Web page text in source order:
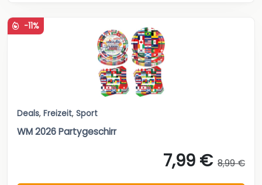
-11%
Deals, Freizeit, Sport
WM 2026 Partygeschirr
7,99 € 8,99 €